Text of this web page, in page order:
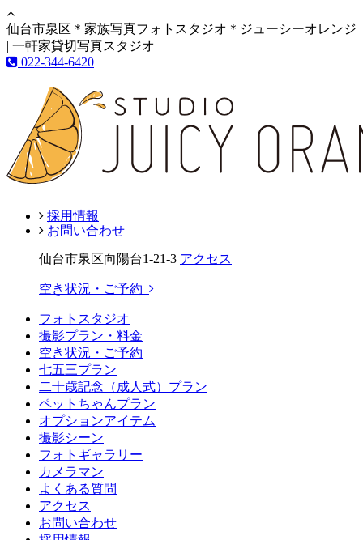
仙台市泉区＊家族写真フォトスタジオ＊ジューシーオレンジ
| 一軒家貸切写真スタジオ
022-344-6420
採用情報
お問い合わせ
仙台市泉区向陽台1-21-3 アクセス
空き状況・ご予約
フォトスタジオ
撮影プラン・料金
空き状況・ご予約
七五三プラン
二十歳記念（成人式）プラン
ペットちゃんプラン
オプションアイテム
撮影シーン
フォトギャラリー
カメラマン
よくある質問
アクセス
お問い合わせ